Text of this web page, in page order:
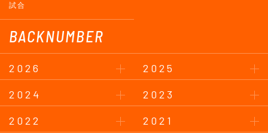
試合
BACKNUMBER
2026
2025
2024
2023
2022
2021